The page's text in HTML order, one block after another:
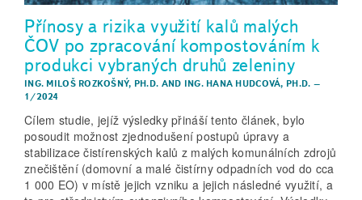
Přínosy a rizika využití kalů malých
ČOV po zpracování kompostováním k
produkci vybraných druhů zeleniny
ING. MILOŠ ROZKOŠNÝ, PH.D. AND ING. HANA HUDCOVÁ, PH.D. –
1/2024
Cílem studie, jejíž výsledky přináší tento článek, bylo
posoudit možnost zjednodušení postupů úpravy a
stabilizace čistírenských kalů z malých komunálních zdrojů
znečištění (domovní a malé čistírny odpadních vod do cca
1 000 EO) v místě jejich vzniku a jejich následné využití, a